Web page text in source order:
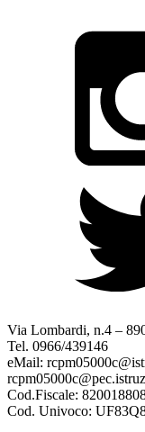
Via Lombardi, n.4 –
Tel. 0966/439146
eMail:
Cod.Fiscale:
Cod. Univoco: